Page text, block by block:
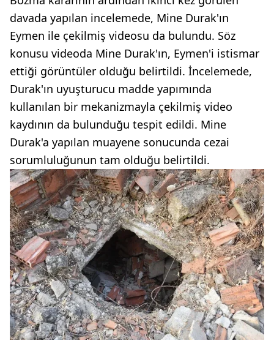
davada yapılan incelemede, Mine Durak'ın
Eymen ile çekilmiş videosu da bulundu. Söz
konusu videoda Mine Durak'ın, Eymen'i istismar
ettiği görüntüler olduğu belirtildi. İncelemede,
Durak'ın uyuşturucu madde yapımında
kullanılan bir mekanizmayla çekilmiş video
kaydının da bulunduğu tespit edildi. Mine
Durak'a yapılan muayene sonucunda cezai
sorumluluğunun tam olduğu belirtildi.